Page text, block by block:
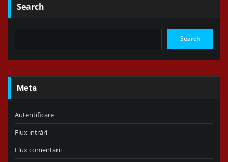
Search
Search
Meta
Autentificare
Flux intrări
Flux comentarii